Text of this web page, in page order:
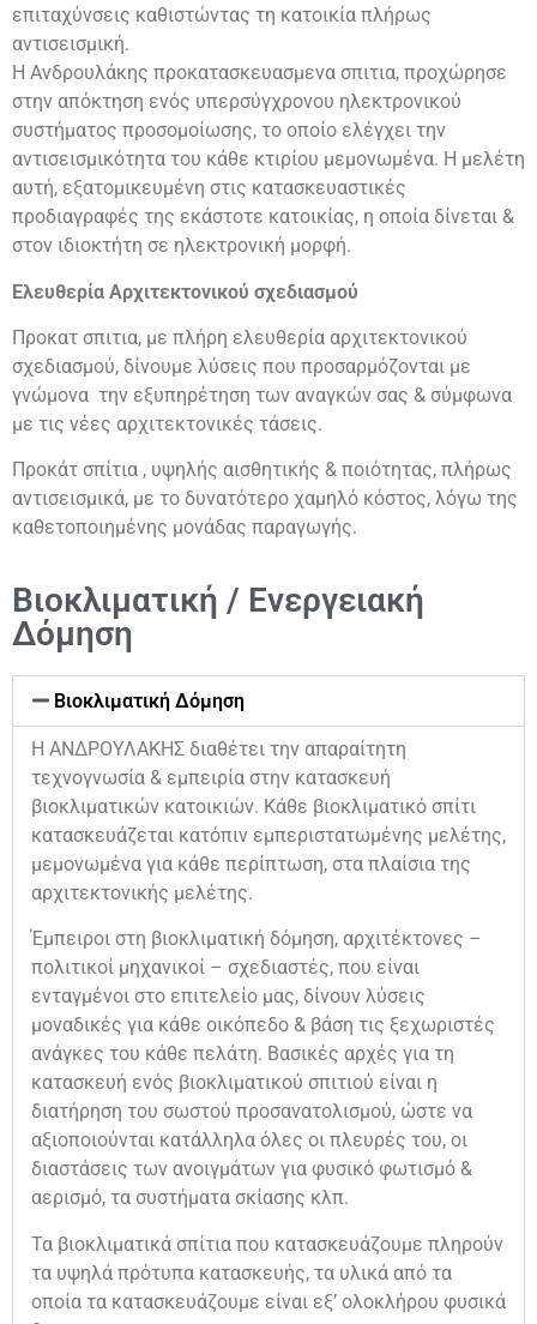
επιταχύνσεις καθιστώντας τη κατοικία πλήρως
αντισεισμική.
Η Ανδρουλάκης προκατασκευασμενα σπιτια, προχώρησε
στην απόκτηση ενός υπερσύγχρονου ηλεκτρονικού
συστήματος προσομοίωσης, το οποίο ελέγχει την
αντισεισμικότητα του κάθε κτιρίου μεμονωμένα. Η μελέτη
αυτή, εξατομικευμένη στις κατασκευαστικές
προδιαγραφές της εκάστοτε κατοικίας, η οποία δίνεται &
στον ιδιοκτήτη σε ηλεκτρονική μορφή.
Ελευθερία Αρχιτεκτονικού σχεδιασμού
Προκατ σπιτια, με πλήρη ελευθερία αρχιτεκτονικού
σχεδιασμού, δίνουμε λύσεις που προσαρμόζονται με
γνώμονα την εξυπηρέτηση των αναγκών σας & σύμφωνα
με τις νέες αρχιτεκτονικές τάσεις.
Προκάτ σπίτια , υψηλής αισθητικής & ποιότητας, πλήρως
αντισεισμικά, με το δυνατότερο χαμηλό κόστος, λόγω της
καθετοποιημένης μονάδας παραγωγής.
Βιοκλιματική / Ενεργειακή
Δόμηση
Βιοκλιματική Δόμηση
Η ΑΝΔΡΟΥΛΑΚΗΣ διαθέτει την απαραίτητη
τεχνογνωσία & εμπειρία στην κατασκευή
βιοκλιματικών κατοικιών. Κάθε βιοκλιματικό σπίτι
κατασκευάζεται κατόπιν εμπεριστατωμένης μελέτης,
μεμονωμένα για κάθε περίπτωση, στα πλαίσια της
αρχιτεκτονικής μελέτης.
Έμπειροι στη βιοκλιματική δόμηση, αρχιτέκτονες –
πολιτικοί μηχανικοί – σχεδιαστές, που είναι
ενταγμένοι στο επιτελείο μας, δίνουν λύσεις
μοναδικές για κάθε οικόπεδο & βάση τις ξεχωριστές
ανάγκες του κάθε πελάτη. Βασικές αρχές για τη
κατασκευή ενός βιοκλιματικού σπιτιού είναι η
διατήρηση του σωστού προσανατολισμού, ώστε να
αξιοποιούνται κατάλληλα όλες οι πλευρές του, οι
διαστάσεις των ανοιγμάτων για φυσικό φωτισμό &
αερισμό, τα συστήματα σκίασης κλπ.
Τα βιοκλιματικά σπίτια που κατασκευάζουμε πληρούν
τα υψηλά πρότυπα κατασκευής, τα υλικά από τα
οποία τα κατασκευάζουμε είναι εξ’ ολοκλήρου φυσικά